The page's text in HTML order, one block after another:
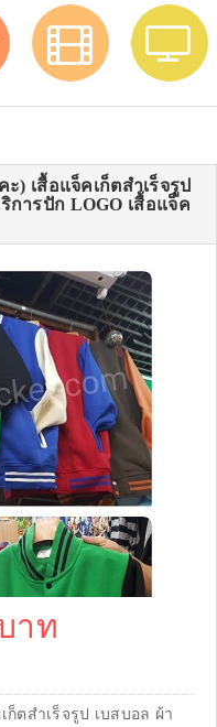
) เสื้อแจ็คเก็ตสำเร็จรูป
ารปัก LOGO เสื้อแจ็ค
าท
ตสำเร็จรูป เบสบอล ผ้า